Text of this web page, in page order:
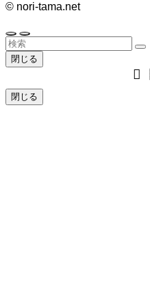
© nori-tama.net
閉じる
閉じる